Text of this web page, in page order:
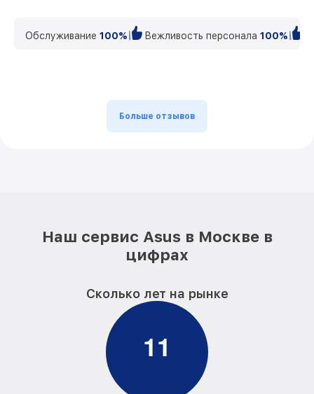
Обслуживание 100% Вежливость персонала 100%
Больше отзывов
Наш сервис Asus в Москве в
цифрах
Сколько лет на рынке
11